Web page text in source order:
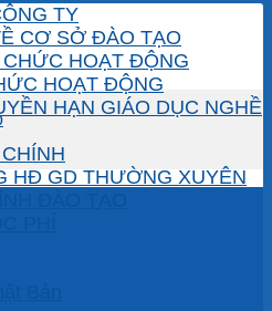
TY
CƠ SỞ ĐÀO TẠO
HOẠT ĐỘNG
HOẠT ĐỘNG
HẠN GIÁO DỤC NGHỀ
HĐ GD THƯỜNG XUYÊN